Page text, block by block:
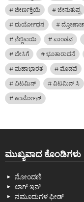
ಜೀರ್ಣಕ್ರಿಯೆ
ಜೇನುತುಪ್ಪ
ದುರ್ಯೋಧನ
ನೆಲ್ಲಿಕಾಯಿ
ಪಾಂಡವ
ಬೇಸಿಗೆ
ಭೂತಾರಾಧನೆ
ಮಹಾಭಾರತ
ಮೊಡವೆ
ವಿಟಮಿನ್
ವಿಟಮಿನ್ ಸಿ
ಹಾರ್ಮೋನ್
ಮುಖ್ಯವಾದ ಕೊಂಡಿಗಳು
ನೋಂದಣಿ
ಲಾಗ್ ಇನ್
ನಮೂದುಗಳ ಫೀಡ್